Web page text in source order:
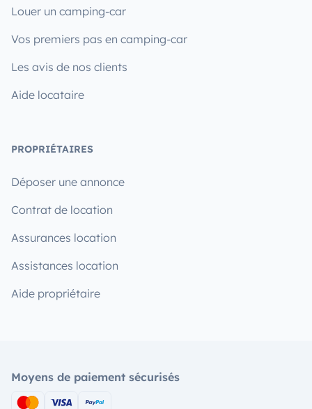
Louer un camping-car
Vos premiers pas en camping-car
Les avis de nos clients
Aide locataire
PROPRIÉTAIRES
Déposer une annonce
Contrat de location
Assurances location
Assistances location
Aide propriétaire
Moyens de paiement sécurisés